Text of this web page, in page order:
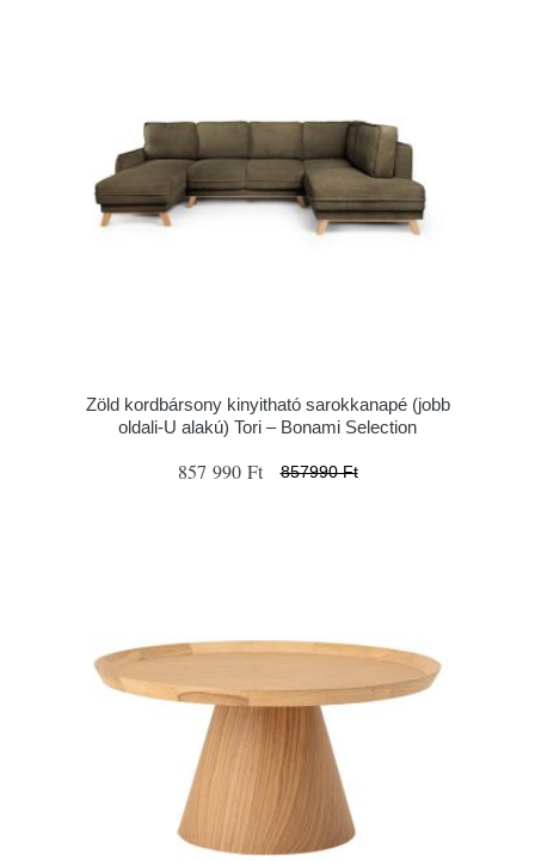
Zöld kordbársony kinyitható sarokkanapé (jobb
oldali-U alakú) Tori – Bonami Selection
857 990 Ft 857990 Ft